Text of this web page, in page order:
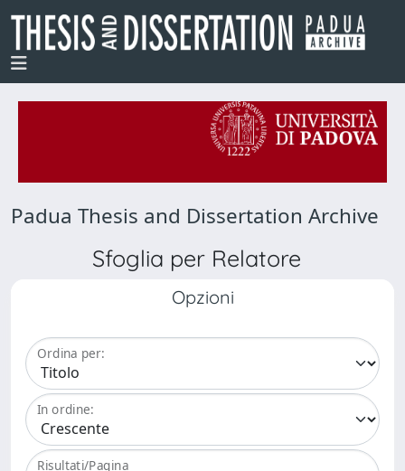
Padua Thesis and Dissertation Archive
Sfoglia per Relatore
Opzioni
Ordina per:
In ordine:
Risultati/Pagina